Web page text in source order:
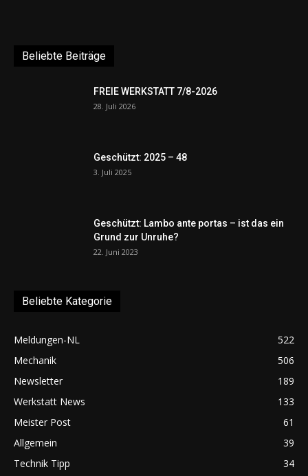
Beliebte Beiträge
FREIE WERKSTATT 7/8-2026
28. Juli 2026
Geschützt: 2025 – 48
3. Juli 2025
Geschützt: Lambo ante portas – ist das ein
Grund zur Unruhe?
22. Juni 2023
Beliebte Kategorie
Meldungen-NL
522
Mechanik
506
Newsletter
189
Werkstatt News
133
Meister Post
61
Allgemein
39
Technik Tipp
34